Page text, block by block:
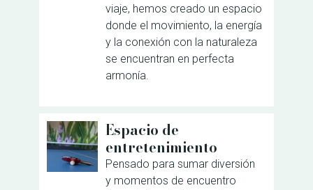
viaje, hemos creado un espacio
donde el movimiento, la energía
y la conexión con la naturaleza
se encuentran en perfecta
armonía.
Espacio de
entretenimiento
Pensado para sumar diversión
y momentos de encuentro